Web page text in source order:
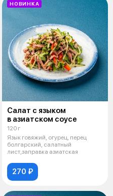
НОВИНКА
Салат с языком
в азиатском соусе
120 г
Язык говяжий, огурец, перец
болгарский, салатный
лист,заправка азиатская
270 ₽